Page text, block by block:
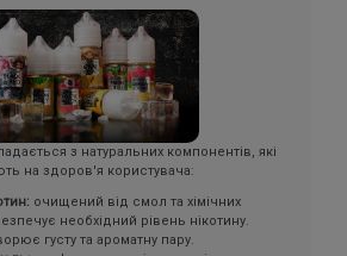
з натуральних компонентів, які
на здоров'я користувача:
очищений від смол та хімічних
необхідний рівень нікотину.
густу та ароматну пару.